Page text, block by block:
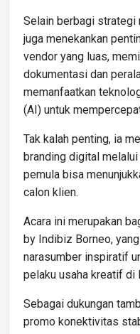
Selain berbagi strategi
juga menekankan
vendor yang luas,
dokumentasi dan
memanfaatkan
(AI) untuk
Tak kalah penting, ia
branding digital
pemula bisa
calon klien.
Acara ini merupakan
by Indibiz Borneo,
narasumber inspiratif
pelaku usaha kreatif di
Sebagai dukungan
promo konektivitas